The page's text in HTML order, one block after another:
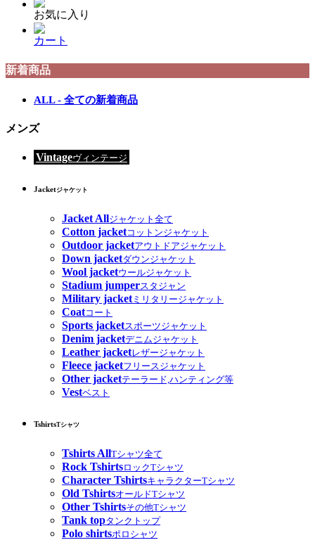
お気に入り
カート
新着商品
ALL - 全ての新着商品
メンズ
Vintageヴィンテージ
Jacketジャケット
Jacket Allジャケット全て
Cotton jacketコットンジャケット
Outdoor jacketアウトドアジャケット
Down jacketダウンジャケット
Wool jacketウールジャケット
Stadium jumperスタジャン
Military jacketミリタリージャケット
Coatコート
Sports jacketスポーツジャケット
Denim jacketデニムジャケット
Leather jacketレザージャケット
Fleece jacketフリースジャケット
Other jacketテーラード,ハンティング等
Vestベスト
TshirtsTシャツ
Tshirts AllTシャツ全て
Rock TshirtsロックTシャツ
Character TshirtsキャラクターTシャツ
Old TshirtsオールドTシャツ
Other Tshirtsその他Tシャツ
Tank topタンクトップ
Polo shirtsポロシャツ